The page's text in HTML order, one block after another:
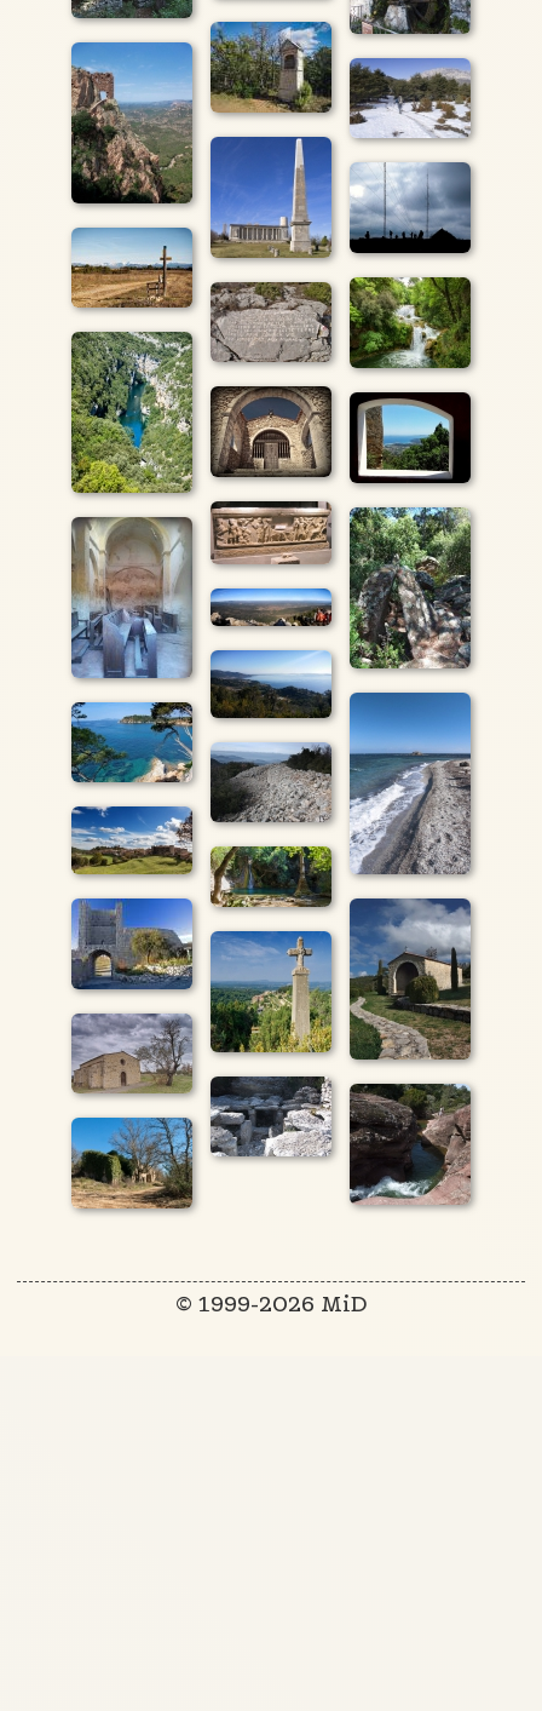
© 1999-2026 MiD